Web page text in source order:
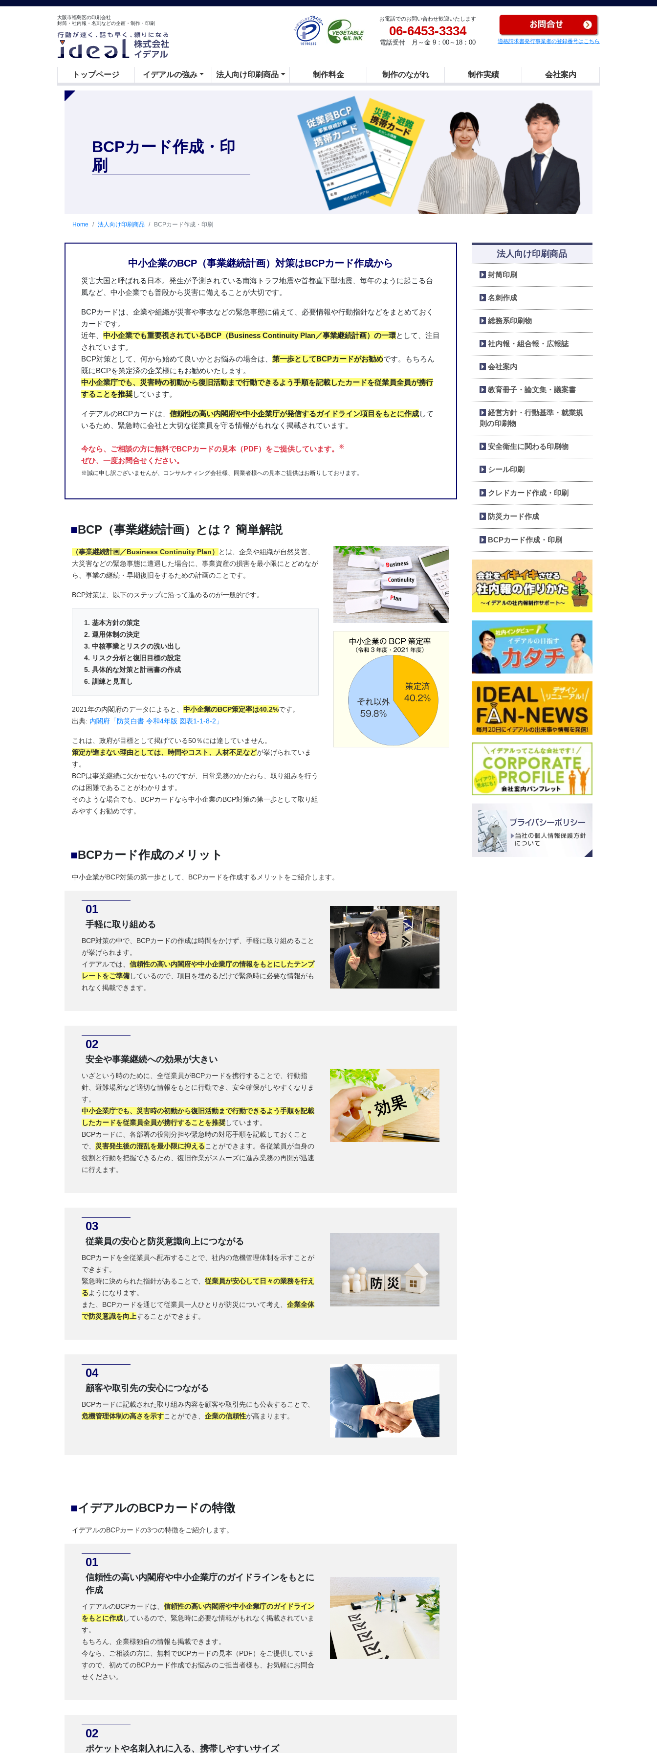
大阪市福島区の印刷会社
封筒・社内報・名刺などの企画・制作・印刷
お電話でのお問い合わせ歓迎いたします
06-6453-3334
電話受付 月～金 9：00～18：00 適格請求書発行事業者の登録番号はこちら
トップページ イデアルの強み 法人向け印刷商品 制作料金 制作のながれ 制作実績 会社案内
BCPカード作成・印
刷
Home 法人向け印刷商品 BCPカード作成・印刷
中小企業のBCP（事業継続計画）対策はBCPカード作成から
災害大国と呼ばれる日本。発生が予測されている南海トラフ地震や首都直下型地震、毎年のように起こる台
風など、中小企業でも普段から災害に備えることが大切です。
BCPカードは、企業や組織が災害や事故などの緊急事態に備えて、必要情報や行動指針などをまとめておく
カードです。
近年、 中小企業でも重要視されているBCP（Business Continuity Plan／事業継続計画）の一環として、注目
されています。
BCP対策として、何から始めて良いかとお悩みの場合は、 第一歩としてBCPカードがお勧めです。もちろん
既にBCPを策定済の企業様にもお勧めいたします。
中小企業庁でも、災害時の初動から復旧活動まで行動できるよう手順を記載したカードを従業員全員が携行
することを推奨しています。
イデアルのBCPカードは、 信頼性の高い内閣府や中小企業庁が発信するガイドライン項目をもとに作成して
いるため、緊急時に会社と大切な従業員を守る情報がもれなく掲載されています。
今なら、ご相談の方に無料でBCPカードの見本（PDF）をご提供しています。 ※
ぜひ、一度お問合せください。
※誠に申し訳ございませんが、コンサルティング会社様、同業者様への見本ご提供はお断りしております。
■BCP（事業継続計画）とは？ 簡単解説
（事業継続計画／Business Continuity Plan）
とは、企業や組織が自然災害、
大災害などの緊急事態に遭遇した場合に、事業資産の損害を最小限にとどめなが
ら、事業の継続・早期復旧をするための計画のことです。
BCP対策は、以下のステップに沿って進めるのが一般的です。
基本方針の策定
運用体制の決定
中核事業とリスクの洗い出し
リスク分析と復旧目標の設定
具体的な対策と計画書の作成
訓練と見直し
2021年の内閣府のデータによると、 中小企業のBCP策定率は40.2%です。
出典: 内閣府「防災白書 令和4年版 図表1-1-8-2」
これは、政府が目標として掲げている50％には達していません。
策定が進まない理由としては、時間やコスト、人材不足などが挙げられていま
す。
BCPは事業継続に欠かせないものですが、日常業務のかたわら、取り組みを行う
のは困難であることがわかります。
そのような場合でも、BCPカードなら中小企業のBCP対策の第一歩として取り組
みやすくお勧めです。
■BCPカード作成のメリット
中小企業がBCP対策の第一歩として、BCPカードを作成するメリットをご紹介します。
手軽に取り組める
BCP対策の中で、BCPカードの作成は時間をかけず、手軽に取り組めること
が挙げられます。
イデアルでは、 信頼性の高い内閣府や中小企業庁の情報をもとにしたテンプ
レートをご準備しているので、項目を埋めるだけで緊急時に必要な情報がも
れなく掲載できます。
安全や事業継続への効果が大きい
いざという時のために、全従業員がBCPカードを携行することで、行動指
針、避難場所など適切な情報をもとに行動でき、安全確保がしやすくなりま
す。
中小企業庁でも、災害時の初動から復旧活動まで行動できるよう手順を記載
したカードを従業員全員が携行することを推奨しています。
BCPカードに、各部署の役割分担や緊急時の対応手順を記載しておくこと
で、 災害発生後の混乱を最小限に抑えることができます。各従業員が自身の
役割と行動を把握できるため、復旧作業がスムーズに進み業務の再開が迅速
に行えます。
従業員の安心と防災意識向上につながる
BCPカードを全従業員へ配布することで、社内の危機管理体制を示すことが
できます。
緊急時に決められた指針があることで、 従業員が安心して日々の業務を行え
るようになります。
また、BCPカードを通じて従業員一人ひとりが防災について考え、 企業全体
で防災意識を向上することができます。
顧客や取引先の安心につながる
BCPカードに記載された取り組み内容を顧客や取引先にも公表することで、
危機管理体制の高さを示すことができ、 企業の信頼性が高まります。
■イデアルのBCPカードの特徴
イデアルのBCPカードの3つの特徴をご紹介します。
信頼性の高い内閣府や中小企業庁のガイドラインをもとに
作成
イデアルのBCPカードは、 信頼性の高い内閣府や中小企業庁のガイドライン
をもとに作成しているので、緊急時に必要な情報がもれなく掲載されていま
す。
もちろん、企業様独自の情報も掲載できます。
今なら、ご相談の方に、無料でBCPカードの見本（PDF）をご提供していま
すので、初めてのBCPカード作成でお悩みのご担当者様も、お気軽にお問合
せください。
ポケットや名刺入れに入る、携帯しやすいサイズ
法人向け印刷商品
封筒印刷
名刺作成
総務系印刷物
社内報・組合報・広報誌
会社案内
教育冊子・論文集・議案書
経営方針・行動基準・就業規
則の印刷物
安全衛生に関わる印刷物
シール印刷
クレドカード作成・印刷
防災カード作成
BCPカード作成・印刷